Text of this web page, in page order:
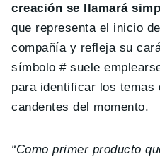
creación se llamará
que representa el inicio
compañía y refleja su
símbolo # suele
para identificar los temas
candentes del momento.
“Como primer producto